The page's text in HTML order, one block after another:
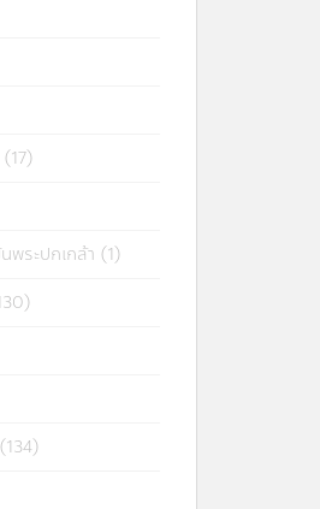
(17)
พระปกเกล้า (1)
(134)